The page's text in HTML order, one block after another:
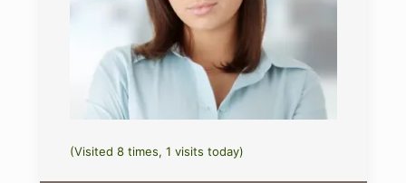
(Visited 8 times, 1 visits today)